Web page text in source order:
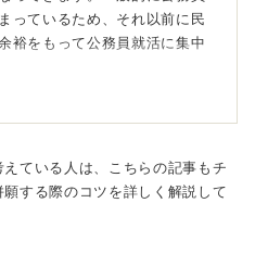
っているため、それ以前に民
裕をもって公務員就活に集中
した。しかし、今はメガバン
業は業界問わずどんどん受け
す。
ている人は、こちらの記事もチ
する際のコツを詳しく解説して